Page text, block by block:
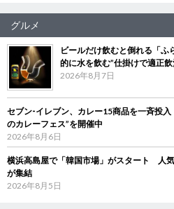
グルメ
ビールだけ飲むと倒れる「
的に水を飲む”仕掛けで適正
2026年8月7日
セブン‐イレブン、カレー15商品を一斉投
のカレーフェス”を開催中
2026年8月6日
横浜高島屋で「韓国市場」がスタート 人
が集結
2026年8月5日